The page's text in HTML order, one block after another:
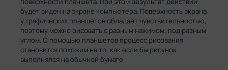
будет виден на экране компьютера. Поверхность экрана
у графических планшетов обладает чувствительностью,
поэтому можно рисовать с разным нажимом, под разным
углом. С помощью планшетов процесс рисования
становится похожим на то, как если бы рисунок
выполнялся на обычной бумаге.